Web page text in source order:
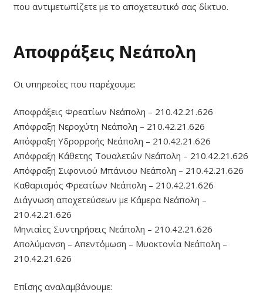
που αντιμετωπίζετε με το αποχετευτικό σας δίκτυο.
Αποφράξεις Νεάπολη
Οι υπηρεσίες που παρέχουμε:
Αποφράξεις Φρεατίων Νεάπολη – 210.42.21.626
Απόφραξη Νεροχύτη Νεάπολη – 210.42.21.626
Απόφραξη Υδρορροής Νεάπολη – 210.42.21.626
Απόφραξη Κάθετης Τουαλετών Νεάπολη – 210.42.21.626
Απόφραξη Σιφονιού Μπάνιου Νεάπολη – 210.42.21.626
Καθαρισμός Φρεατίων Νεάπολη – 210.42.21.626
Διάγνωση αποχετεύσεων με Κάμερα Νεάπολη –
210.42.21.626
Μηνιαίες Συντηρήσεις Νεάπολη – 210.42.21.626
Απολύμανση – Απεντόμωση – Μυοκτονία Νεάπολη –
210.42.21.626
Επίσης αναλαμβάνουμε: